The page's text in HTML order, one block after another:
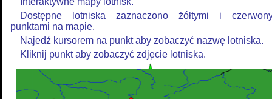
Dostępne lotniska zaznaczono żółtymi i
punktami na mapie.
Najedź kursorem na punkt aby zobaczyć nazwę lotniska.
Kliknij punkt aby zobaczyć zdjęcie lotniska.